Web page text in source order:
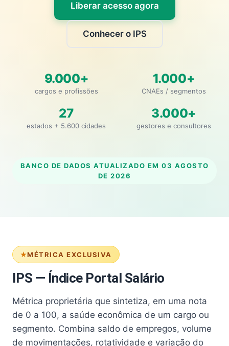
Liberar acesso agora
Conhecer o IPS
9.000+
cargos e profissões
1.000+
CNAEs / segmentos
27
estados + 5.600 cidades
3.000+
gestores e consultores
BANCO DE DADOS ATUALIZADO EM 03 AGOSTO
DE 2026
MÉTRICA EXCLUSIVA
IPS — Índice Portal Salário
Métrica proprietária que sintetiza, em uma nota
de 0 a 100, a saúde econômica de um cargo ou
segmento. Combina saldo de empregos, volume
de movimentações, rotatividade e variação do